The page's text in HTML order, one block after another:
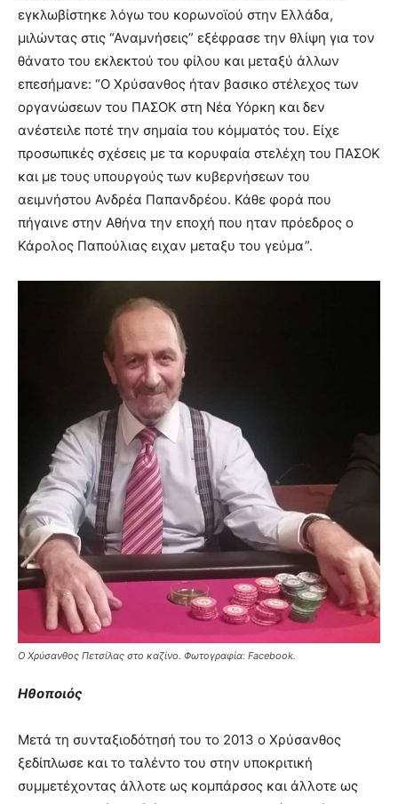
εγκλωβίστηκε λόγω του κορωνοϊού στην Ελλάδα,
μιλώντας στις “Αναμνήσεις” εξέφρασε την θλίψη για τον
θάνατο του εκλεκτού του φίλου και μεταξύ άλλων
επεσήμανε: “Ο Χρύσανθος ήταν βασικο στέλεχος των
οργανώσεων του ΠΑΣΟΚ στη Νέα Υόρκη και δεν
ανέστειλε ποτέ την σημαία του κόμματός του. Είχε
προσωπικές σχέσεις με τα κορυφαία στελέχη του ΠΑΣΟΚ
και με τους υπουργούς των κυβερνήσεων του
αειμνήστου Ανδρέα Παπανδρέου. Κάθε φορά που
πήγαινε στην Αθήνα την εποχή που ηταν πρόεδρος ο
Κάρολος Παπούλιας ειχαν μεταξυ του γεύμα”.
Ο Χρύσανθος Πετσίλας στο καζίνο. Φωτογραφία: Facebook.
Ηθοποιός
Μετά τη συνταξιοδότησή του το 2013 ο Χρύσανθος
ξεδίπλωσε και το ταλέντο του στην υποκριτική
συμμετέχοντας άλλοτε ως κομπάρσος και άλλοτε ως